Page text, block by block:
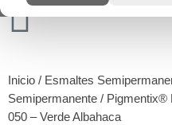
Inicio / Esmaltes
Semipermanente / Pigmentix®
050 – Verde Albahaca